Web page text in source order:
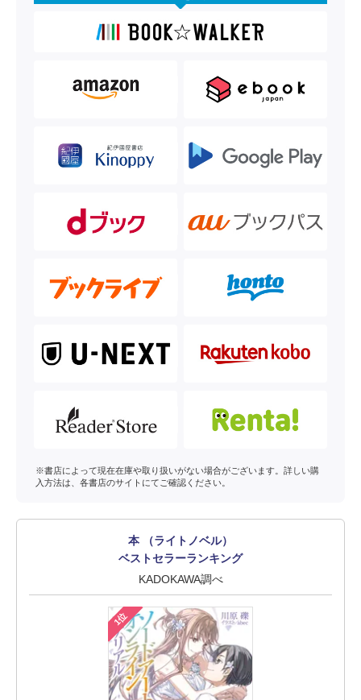
※書店によって現在在庫や取り扱いがない場合がございます。詳しい購
入方法は、各書店のサイトにてご確認ください。
本 （ライトノベル）
ベストセラーランキング
KADOKAWA調べ
1位